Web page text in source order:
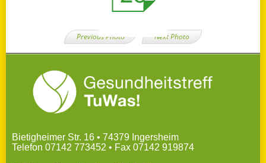
Previous Photo Next Photo
Bietigheimer Str. 16 • 74379 Ingersheim
Telefon 07142 773452 • Fax 07142 919874